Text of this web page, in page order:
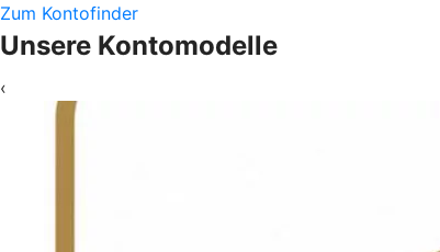
Zum Kontofinder
Unsere Kontomodelle
‹